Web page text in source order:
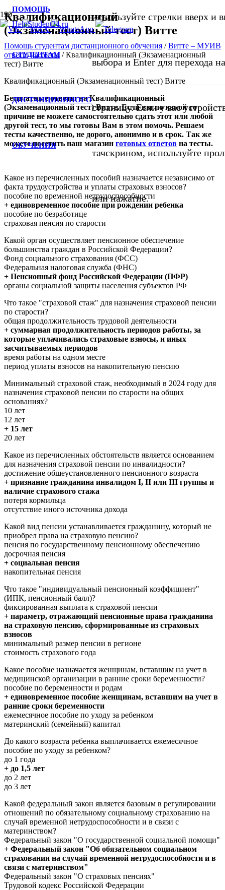
ПОМОЩЬ
СТУДЕНТАМ
ДИСТАНЦИОННОГО
ОБУЧЕНИЯ
используйте стрелки вверх и
выбора и Enter для перехода
страницу. Если у вас
тачскрином, используйте
или нажатие.
Квалификационный
(Экзаменационный тест) Витте
Помощь студентам дистанционного обучения /Витте – МУИВ
ответы на тесты/Квалификационный (Экзаменационный
тест) Витте
Квалификационный (Экзаменационный тест) Витте
Бесплатные ответы на Квалификационный
(Экзаменационный тест) Витте. Если вы по какой то
причине не можете самостоятельно сдать этот или любой
другой тест, то мы готовы Вам в этом помочь. Решаем
тесты качественно, не дорого, анонимно и в срок. Так же
можете посетить наш магазин готовых ответов на тесты.
Какое из перечисленных пособий назначается независимо от
факта трудоустройства и уплаты страховых взносов?
пособие по временной нетрудоспособности
+ единовременное пособие при рождении ребенка
пособие по безработице
страховая пенсия по старости
Какой орган осуществляет пенсионное обеспечение
большинства граждан в Российской Федерации?
Фонд социального страхования (ФСС)
Федеральная налоговая служба (ФНС)
+ Пенсионный фонд Российской Федерации (ПФР)
органы социальной защиты населения субъектов РФ
Что такое "страховой стаж" для назначения страховой пенсии
по старости?
общая продолжительность трудовой деятельности
+ суммарная продолжительность периодов работы, за
которые уплачивались страховые взносы, и иных
засчитываемых периодов
время работы на одном месте
период уплаты взносов на накопительную пенсию
Минимальный страховой стаж, необходимый в 2024 году для
назначения страховой пенсии по старости на общих
основаниях?
10 лет
12 лет
+ 15 лет
20 лет
Какое из перечисленных обстоятельств является основанием
для назначения страховой пенсии по инвалидности?
достижение общеустановленного пенсионного возраста
+ признание гражданина инвалидом I, II или III группы и
наличие страхового стажа
потеря кормильца
отсутствие иного источника дохода
Какой вид пенсии устанавливается гражданину, который не
приобрел права на страховую пенсию?
пенсия по государственному пенсионному обеспечению
досрочная пенсия
+ социальная пенсия
накопительная пенсия
Что такое "индивидуальный пенсионный коэффициент"
(ИПК, пенсионный балл)?
фиксированная выплата к страховой пенсии
+ параметр, отражающий пенсионные права гражданина
на страховую пенсию, сформированные из страховых
взносов
минимальный размер пенсии в регионе
стоимость страхового года
Какое пособие назначается женщинам, вставшим на учет в
медицинской организации в ранние сроки беременности?
пособие по беременности и родам
+ единовременное пособие женщинам, вставшим на учет в
ранние сроки беременности
ежемесячное пособие по уходу за ребенком
материнский (семейный) капитал
До какого возраста ребенка выплачивается ежемесячное
пособие по уходу за ребенком?
до 1 года
+ до 1,5 лет
до 2 лет
до 3 лет
Какой федеральный закон является базовым в регулировании
отношений по обязательному социальному страхованию на
случай временной нетрудоспособности и в связи с
материнством?
Федеральный закон "О государственной социальной помощи"
+ Федеральный закон "Об обязательном социальном
страховании на случай временной нетрудоспособности и в
связи с материнством"
Федеральный закон "О страховых пенсиях"
Трудовой кодекс Российской Федерации